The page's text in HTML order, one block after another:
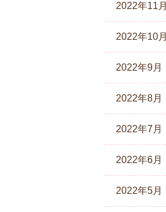
2022年11月
2022年10月
2022年9月
2022年8月
2022年7月
2022年6月
2022年5月